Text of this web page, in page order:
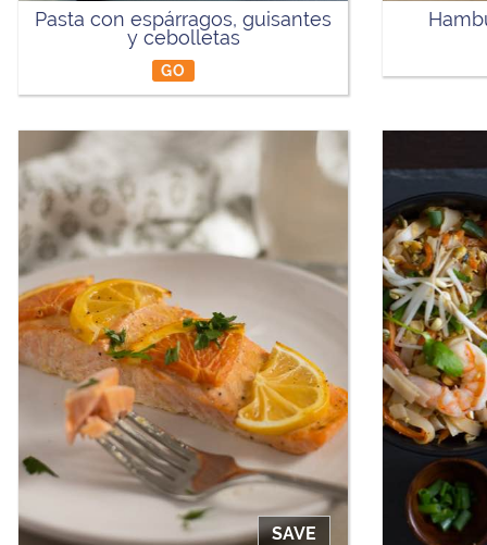
Pasta con espárragos, guisantes
y cebolletas
GO
SAVE